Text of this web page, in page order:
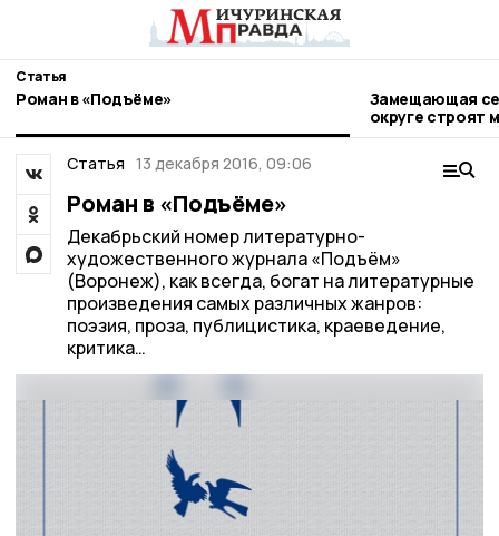
Статья
Роман в «Подъёме»
Замещающая
округе строят
Статья 13 декабря 2016, 09:06
Роман в «Подъёме»
Декабрьский номер литературно-
художественного журнала «Подъём»
(Воронеж), как всегда, богат на литературные
произведения самых различных жанров:
поэзия, проза, публицистика, краеведение,
критика…